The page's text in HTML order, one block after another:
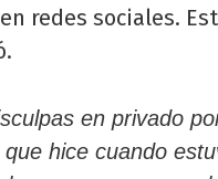
redes sociales.
en privado
hice cuando